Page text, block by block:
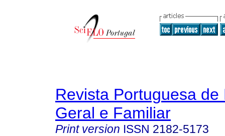
Revista Portuguesa de
Geral e Familiar
Print version ISSN 2182-5173